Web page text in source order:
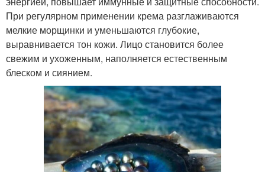
При регулярном применении крема разглаживаются
мелкие морщинки и уменьшаются глубокие,
выравнивается тон кожи. Лицо становится более
свежим и ухоженным, наполняется естественным
блеском и сиянием.